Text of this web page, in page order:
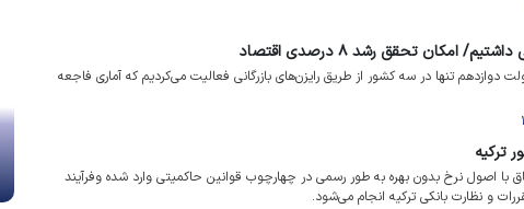
تنها در سه کشور از طریق رایزن‌های بازرگانی فعالیت می‌کردیم که آماری فاجعه
ترکیه
با اصول نرخ بدون بهره به طور رسمی در چهارچوب قوانین حاکمیتی وارد شده وفرآیند
و نظارت بانکی ترکیه انجام می‌شود.